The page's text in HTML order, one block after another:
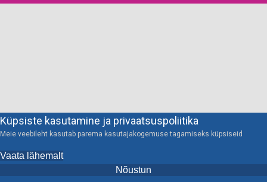
Küpsiste kasutamine ja privaatsuspoliitika
Meie veebileht kasutab parema kasutajakogemuse tagamiseks küpsiseid
Vaata lähemalt
Nõustun